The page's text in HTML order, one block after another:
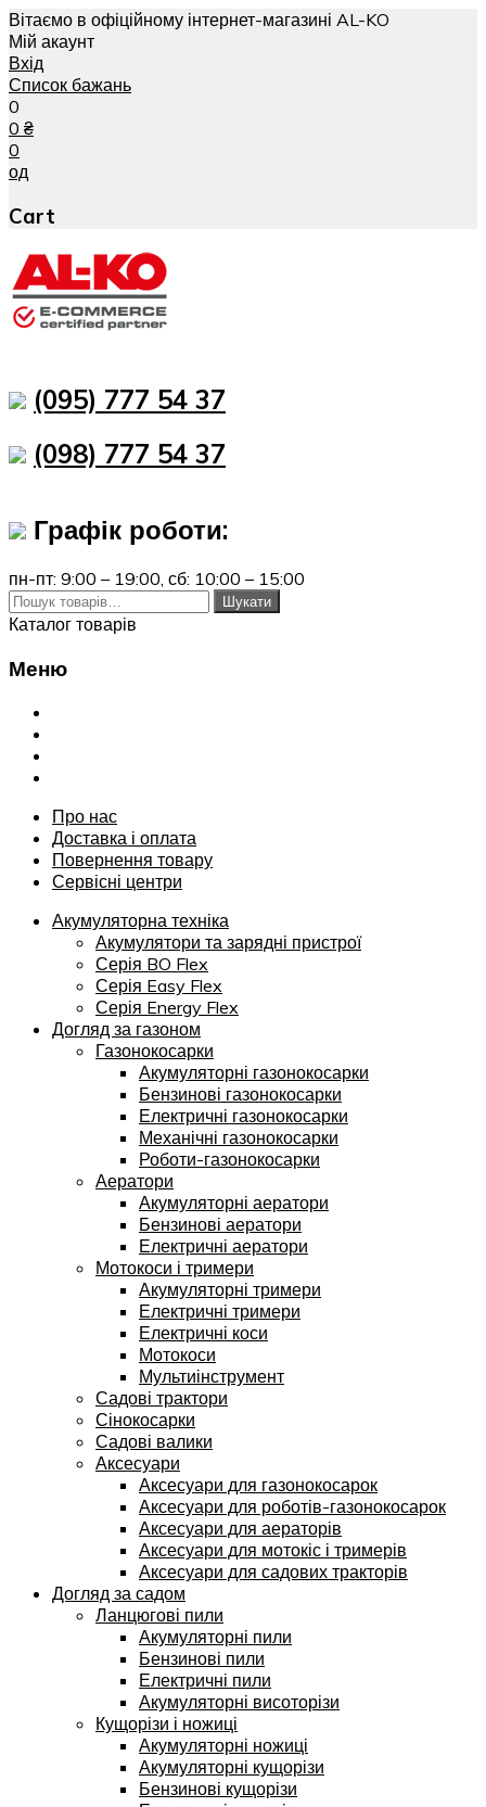
Вітаємо в офіційному інтернет-магазині AL-KO
Мій акаунт
Вхід
Список бажань
0
0 ₴
0
од
Cart
(095) 777 54 37
(098) 777 54 37
Графік роботи:
пн-пт: 9:00 – 19:00, сб: 10:00 – 15:00
Шукати:
Шукати
Каталог товарів
Меню
Переглянути
Про нас
Доставка і оплата
Повернення товару
Сервісні центри
Акумуляторна техніка
Акумулятори та зарядні пристрої
Серія BO Flex
Серія Easy Flex
Серія Energy Flex
Догляд за газоном
Газонокосарки
Акумуляторні газонокосарки
Бензинові газонокосарки
Електричні газонокосарки
Механічні газонокосарки
Роботи-газонокосарки
Аератори
Акумуляторні аератори
Бензинові аератори
Електричні аератори
Мотокоси і тримери
Акумуляторні тримери
Електричні тримери
Електричні коси
Мотокоси
Мультиінструмент
Садові трактори
Сінокосарки
Садові валики
Аксесуари
Аксесуари для газонокосарок
Аксесуари для роботів-газонокосарок
Аксесуари для аераторів
Аксесуари для мотокіс і тримерів
Аксесуари для садових тракторів
Догляд за садом
Ланцюгові пили
Акумуляторні пили
Бензинові пили
Електричні пили
Акумуляторні висоторізи
Кущорізи і ножиці
Акумуляторні ножиці
Акумуляторні кущорізи
Бензинові кущорізи